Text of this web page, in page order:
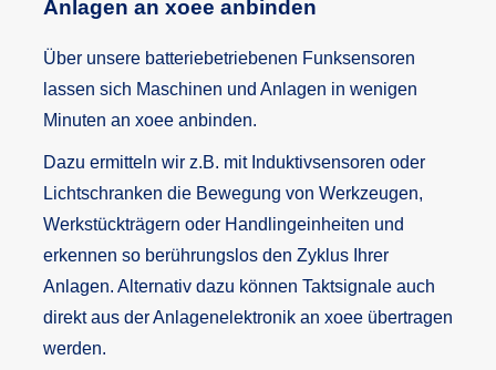
Anlagen an xoee anbinden
Über unsere batteriebetriebenen Funksensoren
lassen sich Maschinen und Anlagen in wenigen
Minuten an xoee anbinden.
Dazu ermitteln wir z.B. mit Induktivsensoren oder
Lichtschranken die Bewegung von Werkzeugen,
Werkstückträgern oder Handlingeinheiten und
erkennen so berührungslos den Zyklus Ihrer
Anlagen. Alternativ dazu können Taktsignale auch
direkt aus der Anlagenelektronik an xoee übertragen
werden.